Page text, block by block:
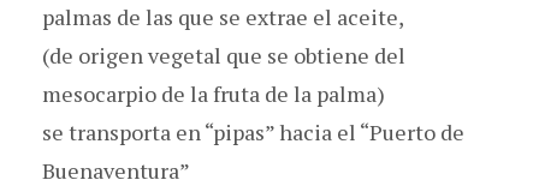
palmas de las que se extrae el aceite,
(de origen vegetal que se obtiene del
mesocarpio de la fruta de la palma)
se transporta en “pipas” hacia el “Puerto de
Buenaventura”